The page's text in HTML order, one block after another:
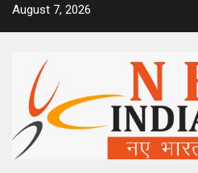
SkipAugust 7, 2026